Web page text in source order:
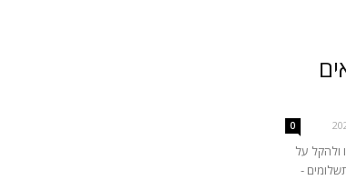
0
ולהקל על
-